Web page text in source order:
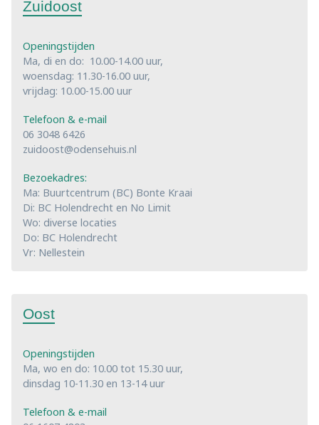
Zuidoost
Openingstijden
Ma, di en do: 10.00-14.00 uur,
woensdag: 11.30-16.00 uur,
vrijdag: 10.00-15.00 uur
Telefoon & e-mail
06 3048 6426
zuidoost@odensehuis.nl
Bezoekadres:
Ma: Buurtcentrum (BC) Bonte Kraai
Di: BC Holendrecht en No Limit
Wo: diverse locaties
Do: BC Holendrecht
Vr: Nellestein
Oost
Openingstijden
Ma, wo en do: 10.00 tot 15.30 uur,
dinsdag 10-11.30 en 13-14 uur
Telefoon & e-mail